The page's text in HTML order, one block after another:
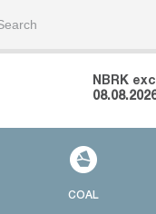
NBRK
COAL